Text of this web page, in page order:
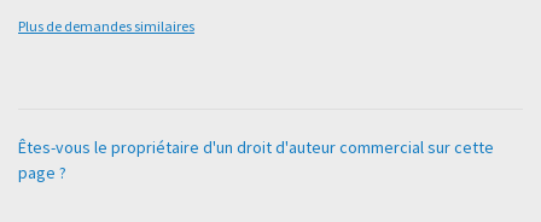
Plus de demandes similaires
Êtes-vous le propriétaire d'un droit d'auteur commercial sur cette
page ?